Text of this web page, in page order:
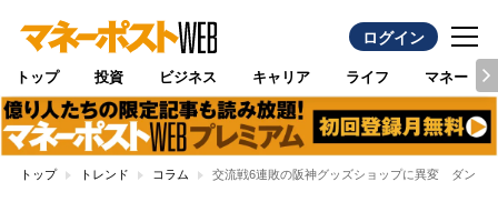
ログイン
トップ 投資 ビジネス キャリア ライフ マネー
トップ トレンド コラム 交流戦6連敗の阪神グッズショップに異変 ダント